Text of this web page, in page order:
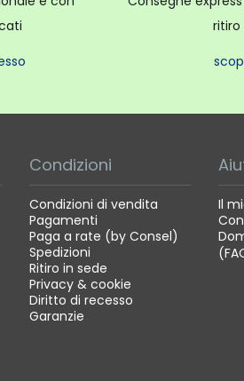
ritiro
Condizioni
Condizioni di vendita
Pagamenti
Paga a rate (by Consel)
Spedizioni
Ritiro in sede
Privacy & cookie
Diritto di recesso
Garanzie
Il